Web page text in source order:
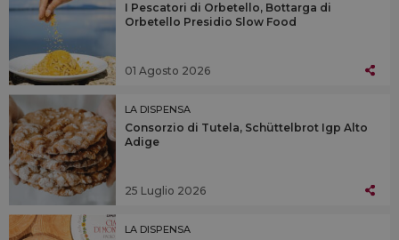
I Pescatori di Orbetello, Bottarga di
Orbetello Presidio Slow Food
01 Agosto 2026
LA DISPENSA
Consorzio di Tutela, Schüttelbrot Igp Alto
Adige
25 Luglio 2026
LA DISPENSA